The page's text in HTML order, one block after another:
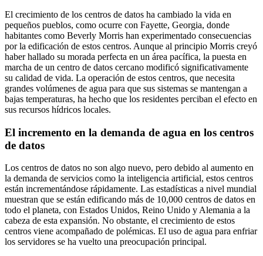
El crecimiento de los centros de datos ha cambiado la vida en
pequeños pueblos, como ocurre con Fayette, Georgia, donde
habitantes como Beverly Morris han experimentado consecuencias
por la edificación de estos centros. Aunque al principio Morris creyó
haber hallado su morada perfecta en un área pacífica, la puesta en
marcha de un centro de datos cercano modificó significativamente
su calidad de vida. La operación de estos centros, que necesita
grandes volúmenes de agua para que sus sistemas se mantengan a
bajas temperaturas, ha hecho que los residentes perciban el efecto en
sus recursos hídricos locales.
El incremento en la demanda de agua en los centros
de datos
Los centros de datos no son algo nuevo, pero debido al aumento en
la demanda de servicios como la inteligencia artificial, estos centros
están incrementándose rápidamente. Las estadísticas a nivel mundial
muestran que se están edificando más de 10,000 centros de datos en
todo el planeta, con Estados Unidos, Reino Unido y Alemania a la
cabeza de esta expansión. No obstante, el crecimiento de estos
centros viene acompañado de polémicas. El uso de agua para enfriar
los servidores se ha vuelto una preocupación principal.